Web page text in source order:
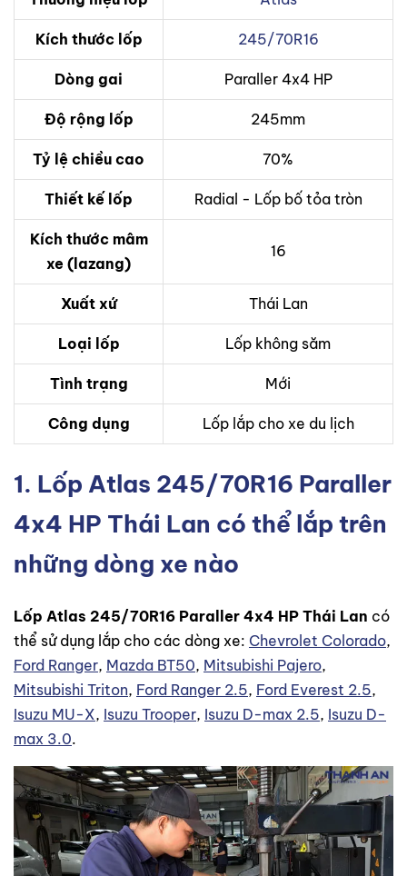
Kích thước lốp 245/70R16
Dòng gai Paraller 4x4 HP
Độ rộng lốp 245mm
Tỷ lệ chiều cao 70%
Thiết kế lốp Radial - Lốp bố tỏa tròn
Kích thước mâm
xe (lazang)
16
Xuất xứ Thái Lan
Loại lốp Lốp không săm
Tình trạng Mới
Công dụng Lốp lắp cho xe du lịch
1. Lốp Atlas 245/70R16 Paraller
4x4 HP Thái Lan có thể lắp trên
những dòng xe nào
Lốp Atlas 245/70R16 Paraller 4x4 HP Thái Lan có
thể sử dụng lắp cho các dòng xe: Chevrolet Colorado,
Ford Ranger, Mazda BT50, Mitsubishi Pajero,
Mitsubishi Triton, Ford Ranger 2.5, Ford Everest 2.5,
Isuzu MU-X, Isuzu Trooper, Isuzu D-max 2.5, Isuzu D-
max 3.0.